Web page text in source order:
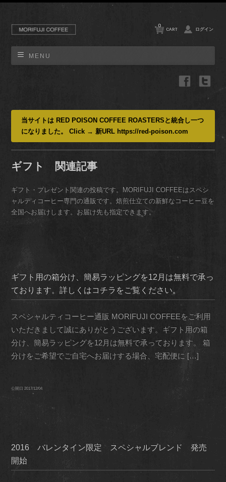
MENU
CART
0
ログイン
当サイトは RED POISON COFFEE ROASTERSと統合し一つ
になりました。 Click → 新URL https://red-poison.com
ギフト 関連記事
ギフト・プレゼント関連の投稿です。MORIFUJI COFFEEはスペシ
ャルティコーヒー専門の通販です。焙煎仕立ての新鮮なコーヒー豆を
全国へお届けします。お届け先も指定できます。
ギフト用の箱分け、簡易ラッピングを12月は無料で承っ
ております。詳しくはコチラをご覧ください。
スペシャルティコーヒー通販 MORIFUJI COFFEEをご利用
いただきまして誠にありがとうございます。ギフト用の箱
分け、簡易ラッピングを12月は無料で承っております。 箱
分けをご希望でご自宅へお届けする場合、宅配便に […]
公開日2017/12/04
2016 バレンタイン限定 スペシャルブレンド 発売
開始